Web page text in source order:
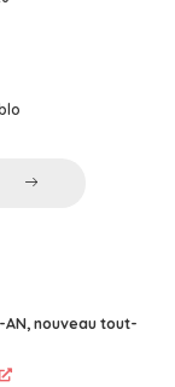
nouveau tout-